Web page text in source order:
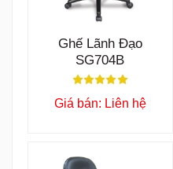
Ghế Lãnh Đạo
SG704B
Giá bán: Liên hệ